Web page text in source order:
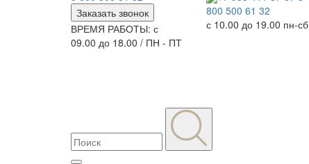
Заказать звонок
ВРЕМЯ РАБОТЫ: с
09.00 до 18.00 / ПН - ПТ
800 500 61 32
с 10.00 до 19.00 пн-сб